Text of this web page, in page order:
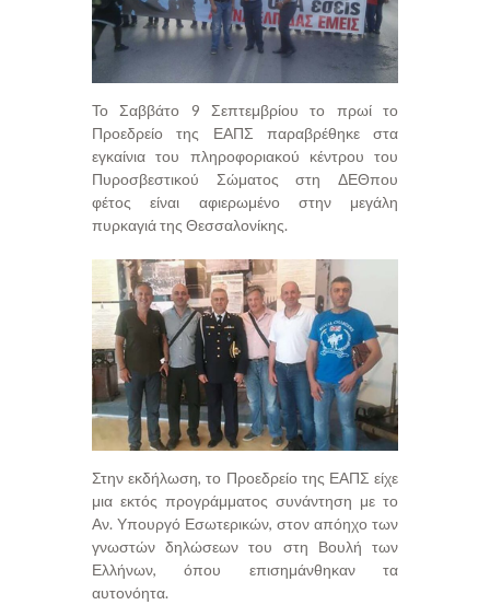
Το Σαββάτο 9 Σεπτεμβρίου το πρωί το
Προεδρείο της ΕΑΠΣ παραβρέθηκε στα
εγκαίνια του πληροφοριακού κέντρου του
Πυροσβεστικού Σώματος στη ΔΕΘπου
φέτος είναι αφιερωμένο στην μεγάλη
πυρκαγιά της Θεσσαλονίκης.
Στην εκδήλωση, το Προεδρείο της ΕΑΠΣ είχε
μια εκτός προγράμματος συνάντηση με το
Αν. Υπουργό Εσωτερικών, στον απόηχο των
γνωστών δηλώσεων του στη Βουλή των
Ελλήνων, όπου επισημάνθηκαν τα
αυτονόητα.